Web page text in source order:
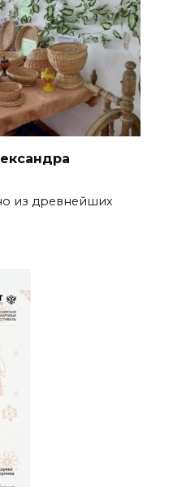
из древнейших